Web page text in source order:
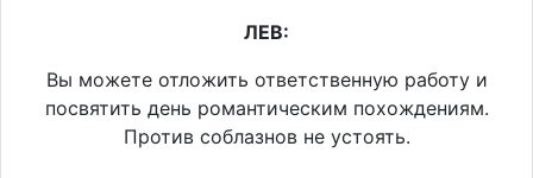
ЛЕВ:
Вы можете отложить ответственную работу и
посвятить день романтическим похождениям.
Против соблазнов не устоять.